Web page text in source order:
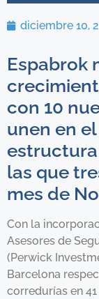
diciembre 10,
Espabrok
con 10
unen en
las que
mes de
Con la
Asesores de
(Perwick
Barcelona
corredurías en